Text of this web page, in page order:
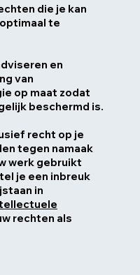
die je kan
te
en
van
op maat zodat
beschermd is.
recht op je
tegen namaak
werk gebruikt
je een inbreuk
in
rechten als